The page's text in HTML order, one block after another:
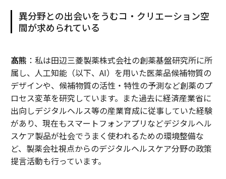
異分野との出会いをうむコ・クリエーション空
間が求められている
髙熊 ：私は田辺三菱製薬株式会社の創薬基盤研究所に所
属し、人工知能（以下、AI）を用いた医薬品候補物質の
デザインや、候補物質の活性・特性の予測など創薬のプ
ロセス変革を研究しています。また過去に経済産業省に
出向しデジタルヘルス等の産業育成に従事していた経験
があり、現在もスマートフォンアプリなどデジタルヘル
スケア製品が社会でうまく使われるための環境整備な
ど、製薬会社視点からのデジタルヘルスケア分野の政策
提言活動も行っています。